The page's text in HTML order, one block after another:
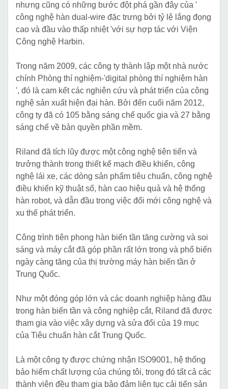
nhưng cũng có những bước đột phá gần đây của '
công nghệ hàn dual-wire đặc trưng bởi tỷ lệ lắng đọng
cao và đầu vào thấp nhiệt 'với sự hợp tác với Viện
Công nghệ Harbin.
Trong năm 2009, các công ty thành lập một nhà nước
chính Phòng thí nghiệm-'digital phòng thí nghiệm hàn
', đó là cam kết các nghiên cứu và phát triển của công
nghệ sản xuất hiện đại hàn. Bởi đến cuối năm 2012,
công ty đã có 105 bằng sáng chế quốc gia và 27 bằng
sáng chế về bản quyền phần mềm.
Riland đã tích lũy được một công nghệ tiên tiến và
trưởng thành trong thiết kế mạch điều khiển, công
nghệ lái xe, các dòng sản phẩm tiêu chuẩn, công nghệ
điều khiển kỹ thuật số, hàn cao hiệu quả và hệ thống
hàn robot, và dẫn đầu trong việc đổi mới công nghệ và
xu thế phát triển.
Công trình tiên phong hàn biến tần tăng cường và soi
sáng và máy cắt đã góp phần rất lớn trong và phổ biến
ngày càng tăng của thị trường máy hàn biến tần ở
Trung Quốc.
Như một đóng góp lớn và các doanh nghiệp hàng đầu
trong hàn biến tần và công nghiệp cắt, Riland đã được
tham gia vào việc xây dựng và sửa đổi của 19 mục
của Tiêu chuẩn hàn cắt Trung Quốc.
Là một công ty được chứng nhận ISO9001, hệ thống
bảo hiểm chất lượng của chúng tôi, trong đó tất cả các
thành viên đều tham gia bảo đảm liên tục cải tiến sản